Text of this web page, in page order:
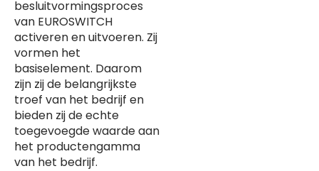
besluitvormingsproces
van EUROSWITCH
activeren en uitvoeren. Zij
vormen het
basiselement. Daarom
zijn zij de belangrijkste
troef van het bedrijf en
bieden zij de echte
toegevoegde waarde aan
het productengamma
van het bedrijf.